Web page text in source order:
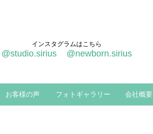
インスタグラムはこちら
@studio.sirius @newborn.sirius
お客様の声 フォトギャラリー 会社概要